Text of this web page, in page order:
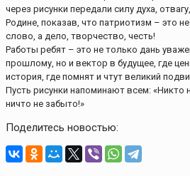
через рисунки передали силу духа,
Родине, показав, что патриотизм – это
слово, а дело, творчество, честь!
Работы ребят – это не только дань
прошлому, но и вектор в будущее, где
история, где помнят и чтут великий
Пусть рисунки напоминают всем: «Никто
ничто не забыто!»
Поделитесь новостью: